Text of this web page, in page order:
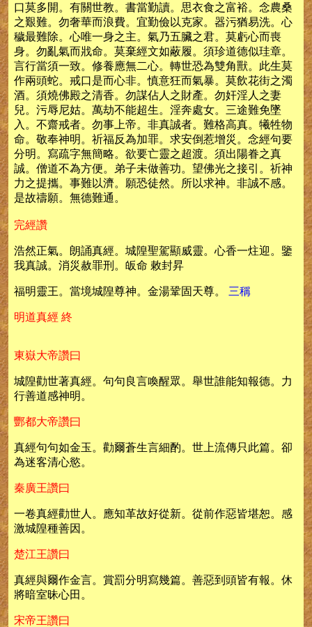
口莫多開。有關世教。書當勤讀。思衣食之富裕。念農桑
之艱難。勿奢華而浪費。宜勤儉以克家。器污猶易洗。心
穢最難除。心唯一身之主。氣乃五臟之君。莫虧心而喪
身。勿亂氣而戕命。莫棄經文如蔽履。須珍道德似珪章。
言行當須一致。修養應無二心。轉世恐為雙角獸。此生莫
作兩頭蛇。戒口是而心非。慎意狂而氣暴。莫飲花街之濁
酒。須燒佛殿之清香。勿謀佔人之財產。勿奸淫人之妻
兒。污辱尼姑。萬劫不能超生。淫奔處女。三途難免墜
入。不齋戒者。勿事上帝。非真誠者。難格高真。犧牲物
命。敬奉神明。祈福反為加罪。求安倒惹增災。念經句要
分明。寫疏字無簡略。欲要亡靈之超渡。須出陽眷之真
誠。僧道不為方便。弟子未做善功。望佛光之接引。祈神
力之提攜。事難以濟。願恐徒然。所以求神。非誠不感。
是故禱願。無德難通。
完經讚
浩然正氣。朗誦真經。城隍聖駕顯威靈。心香一炷迎。鑒
我真誠。消災赦罪刑。皈命 敕封昇
福明靈王。當境城隍尊神。金湯鞏固天尊。 三稱
明道真經 終
東嶽大帝讚曰
城隍勸世著真經。句句良言喚醒眾。舉世誰能知報德。力
行善道感神明。
酆都大帝讚曰
真經句句如金玉。勸爾蒼生言細酌。世上流傳只此篇。卻
為迷客清心慾。
秦廣王讚曰
一卷真經勸世人。應知革故好從新。從前作惡皆堪恕。感
激城隍種善因。
楚江王讚曰
真經與爾作金言。賞罰分明寫幾篇。善惡到頭皆有報。休
將暗室昧心田。
宋帝王讚曰